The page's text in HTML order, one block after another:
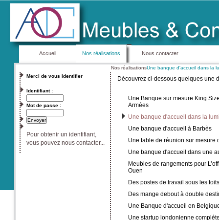
Accueil Nos réalisations Nous contacter
Merci de vous identifier
Identifiant :
Mot de passe :
Pour obtenir un identifiant,
vous pouvez nous contacter...
Nos réalisationsUne banque d'accueil dans la
Découvrez ci-dessous quelques une
Une Banque sur mesure King
Armées
Une banque d'accueil dans la
Une banque d'accueil à Barbès
Une table de réunion sur mesure
Une banque d'accueil dans une
Meubles de rangements pour
Ouen
Des postes de travail sous les
Des mange debout à double
Une Banque d'accueil en
Une startup londonienne